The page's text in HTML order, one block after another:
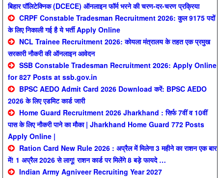
बिहार पॉलिटेक्निक (DCECE) ऑनलाइन फॉर्म भरने की चरण-दर-चरण प्रक्रिया
CRPF Constable Tradesman Recruitment 2026: कुल 9175 पदों
के लिए निकाली गई है ये भर्ती Apply Online
NCL Trainee Recruitment 2026: कोयला मंत्रालय के तहत एक प्रमुख
सरकारी नौकरी की ऑनलाइन आवेदन
SSB Constable Tradesman Recruitment 2026: Apply Online
for 827 Posts at ssb.gov.in
BPSC AEDO Admit Card 2026 Download करें: BPSC AEDO
2026 के लिए एडमिट कार्ड जारी
Home Guard Recruitment 2026 Jharkhand : सिर्फ 7वीं व 10वीं
पास के लिए नौकरी पाने का मौका | Jharkhand Home Guard 772 Posts
Apply Online |
Ration Card New Rule 2026 : अप्रैल में मिलेगा 3 महीने का राशन एक बार
में! 1 अप्रैल 2026 से लागू! राशन कार्ड पर मिलेंगे 8 बड़े फायदे …
Indian Army Agniveer Recruiting Year 2027